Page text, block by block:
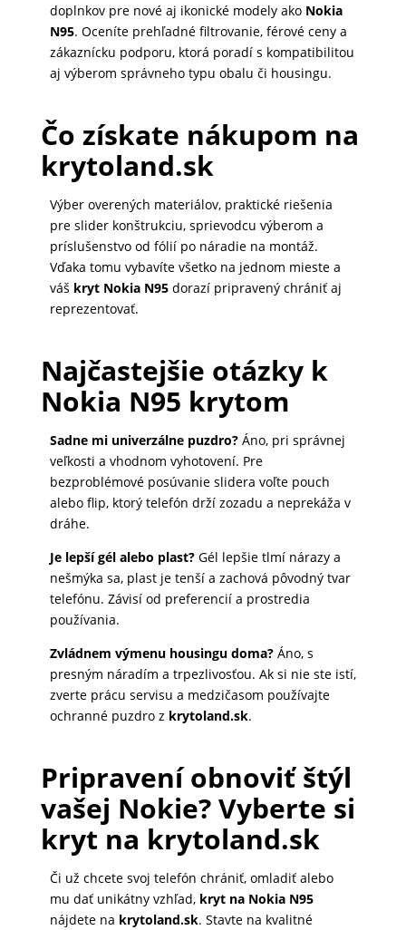
doplnkov pre nové aj ikonické modely ako Nokia
N95. Oceníte prehľadné filtrovanie, férové ceny a
zákaznícku podporu, ktorá poradí s kompatibilitou
aj výberom správneho typu obalu či housingu.
Čo získate nákupom na
krytoland.sk
Výber overených materiálov, praktické riešenia
pre slider konštrukciu, sprievodcu výberom a
príslušenstvo od fólií po náradie na montáž.
Vďaka tomu vybavíte všetko na jednom mieste a
váš kryt Nokia N95dorazí pripravený chrániť aj
reprezentovať.
Najčastejšie otázky k
Nokia N95 krytom
Sadne mi univerzálne puzdro?Áno, pri správnej
veľkosti a vhodnom vyhotovení. Pre
bezproblémové posúvanie slidera voľte pouch
alebo flip, ktorý telefón drží zozadu a neprekáža v
dráhe.
Je lepší gél alebo plast?Gél lepšie tlmí nárazy a
nešmýka sa, plast je tenší a zachová pôvodný tvar
telefónu. Závisí od preferencií a prostredia
používania.
Zvládnem výmenu housingu doma?Áno, s
presným náradím a trpezlivosťou. Ak si nie ste istí,
zverte prácu servisu a medzičasom používajte
ochranné puzdro z krytoland.sk.
Pripravení obnoviť štýl
vašej Nokie? Vyberte si
kryt na krytoland.sk
Či už chcete svoj telefón chrániť, omladiť alebo
mu dať unikátny vzhľad, kryt na Nokia N95
nájdete na krytoland.sk. Stavte na kvalitné